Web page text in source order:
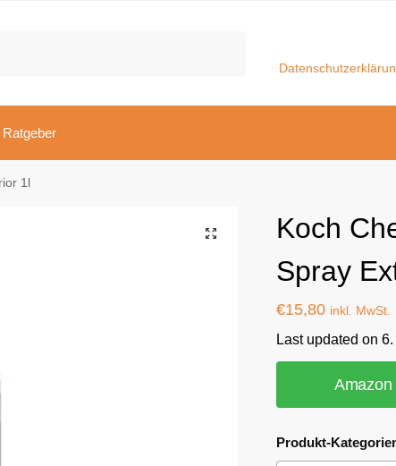
Ratgeber
1l
Koch
Spray
€15,80 inkl. MwSt.
Last updated on
Amazon
Produkt-